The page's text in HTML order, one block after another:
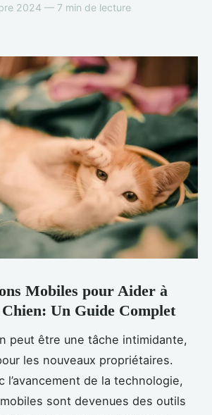
2024 — 7 min de lecture
Mobiles pour Aider à
Un Guide Complet
peut être une tâche intimidante,
les nouveaux propriétaires.
l’avancement de la technologie,
sont devenues des outils